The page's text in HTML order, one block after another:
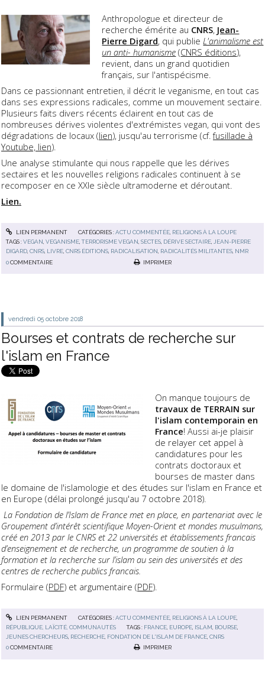
Anthropologue et directeur de
recherche émérite au CNRS, Jean-
Pierre Digard, qui publieL'animalisme est
un anti- humanisme (CNRS éditions),
revient, dans un grand quotidien
français, sur l'antispécisme.
Dans ce passionnant entretien, il décrit le veganisme, en tout cas
dans ses expressions radicales, comme un mouvement sectaire.
Plusieurs faits divers récents éclairent en tout cas de
nombreuses dérives violentes d'extrémistes vegan, qui vont des
dégradations de locaux (lien), jusqu'au terrorisme (cf.fusillade à
Youtube, lien).
Une analyse stimulante qui nous rappelle que les dérives
sectaires et les nouvelles religions radicales continuent à se
recomposer en ce XXIe siècle ultramoderne et déroutant.
Lien.
LIEN PERMANENT CATÉGORIES :ACTU COMMENTÉE, RELIGIONS À LA LOUPE
TAGS :VEGAN ,VEGANISME ,TERRORISME VEGAN ,SECTES DÉRIVE SECTAIRE
JEAN-PIERRE
DIGARD ,CNRS LIVRE ,CNRS ÉDITIONS RADICALISATION RADICALITÉS MILITANTES NMR
0COMMENTAIRE IMPRIMER
vendredi 05 octobre 2018
Bourses et contrats de recherche sur
l'islam en France
On manque toujours de
travaux de TERRAIN sur
l'islam contemporain en
France! Aussi ai-je plaisir
de relayer cet appel à
candidatures pour les
contrats doctoraux et
bourses de master dans
le domaine de l'islamologie et des études sur l'islam en France et
en Europe (délai prolongé jusqu'au 7 octobre 2018).
La Fondation de l’Islam de France met en place, en partenariat avec le
Groupement d’intérêt scientifique Moyen-Orient et mondes musulmans,
créé en 2013 par le CNRS et 22 universités et établissements francais
d’enseignement et de recherche, un programme de soutien à la
formation et la recherche sur l’islam au sein des universités et des
centres de recherche publics francais.
Formulaire (PDF) et argumentaire (PDF).
LIEN PERMANENT CATÉGORIES :ACTU COMMENTÉE, RELIGIONS À LA LOUPE,
RÉPUBLIQUE, LAÏCITÉ, COMMUNAUTÉS
TAGS : FRANCE EUROPE ISLAM BOURSE
JEUNES CHERCHEURS RECHERCHE FONDATION DE L'ISLAM DE FRANCE ,CNRS
0COMMENTAIRE IMPRIMER